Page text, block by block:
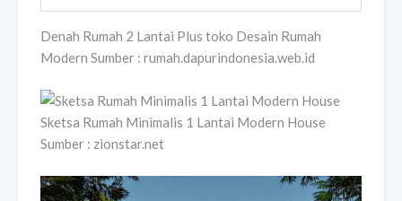
Denah Rumah 2 Lantai Plus toko Desain Rumah
Modern Sumber : rumah.dapurindonesia.web.id
Sketsa Rumah Minimalis 1 Lantai Modern House
Sumber : zionstar.net